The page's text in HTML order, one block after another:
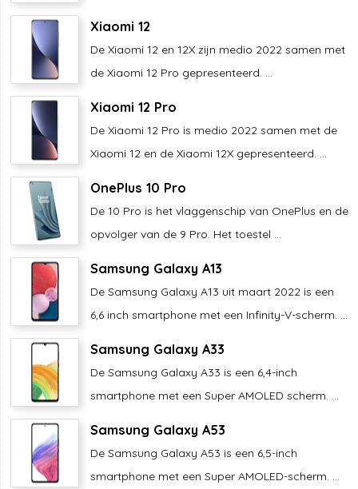
Xiaomi 12
De Xiaomi 12 en 12X zijn medio 2022 samen met
de Xiaomi 12 Pro gepresenteerd. ...
Xiaomi 12 Pro
De Xiaomi 12 Pro is medio 2022 samen met de
Xiaomi 12 en de Xiaomi 12X gepresenteerd. ...
OnePlus 10 Pro
De 10 Pro is het vlaggenschip van OnePlus en de
opvolger van de 9 Pro. Het toestel ...
Samsung Galaxy A13
De Samsung Galaxy A13 uit maart 2022 is een
6,6 inch smartphone met een Infinity-V-scherm. ...
Samsung Galaxy A33
De Samsung Galaxy A33 is een 6,4-inch
smartphone met een Super AMOLED scherm. ...
Samsung Galaxy A53
De Samsung Galaxy A53 is een 6,5-inch
smartphone met een Super AMOLED-scherm. ...